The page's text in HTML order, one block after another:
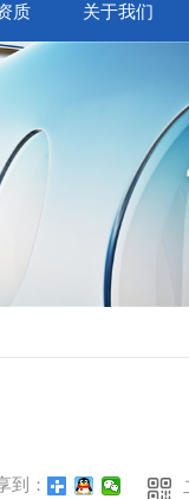
质 关于我们
：